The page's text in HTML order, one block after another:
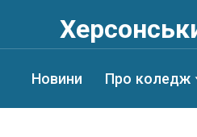
Новини Про коледж